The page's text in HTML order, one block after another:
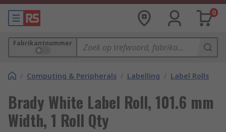
0
Fabrikantnummer
/ Computing & Peripherals / Labelling / Label Rolls
Brady White Label Roll, 101.6 mm
Width, 1 Roll Qty